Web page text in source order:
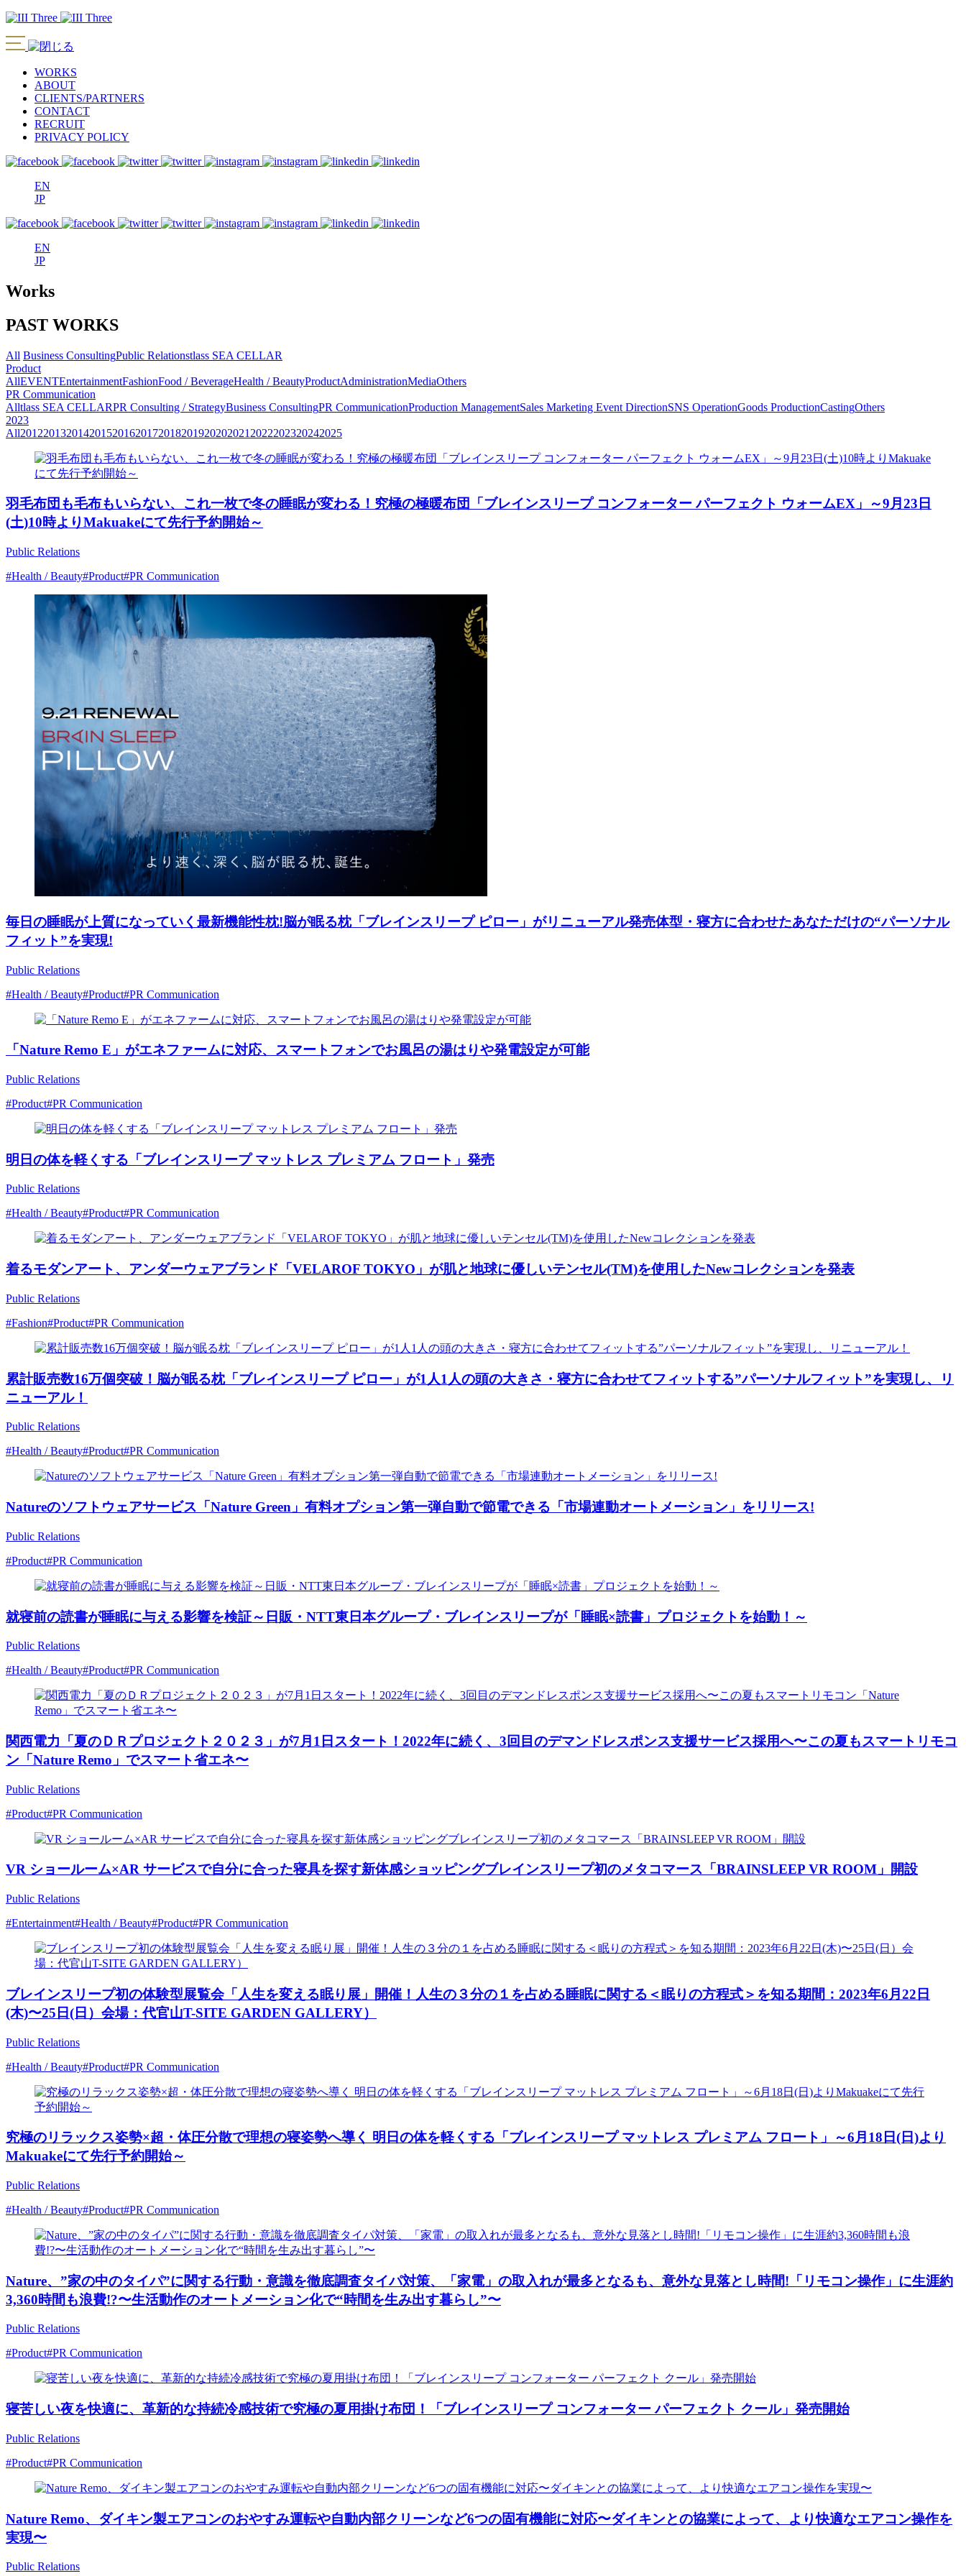
WORKS
ABOUT
CLIENTS/PARTNERS
CONTACT
RECRUIT
PRIVACY POLICY
EN
JP
EN
JP
Works
PAST WORKS
All Business ConsultingPublic Relationstlass SEA CELLAR
Product
AllEVENTEntertainmentFashionFood / BeverageHealth / BeautyProductAdministrationMediaOthers
PR Communication
Alltlass SEA CELLARPR Consulting / StrategyBusiness ConsultingPR CommunicationProduction ManagementSales Marketing Event DirectionSNS OperationGoods ProductionCastingOthers
2023
All2012201320142015201620172018201920202021 2022202320242025
羽毛布団も毛布もいらない、これ一枚で冬の睡眠が変わる！究極の極暖布団「ブレインスリープ コンフォーター パーフェクト ウォームEX」～9月23日
(土)10時よりMakuakeにて先行予約開始～
Public Relations
#Health / Beauty#Product#PR Communication
毎日の睡眠が上質になっていく最新機能性枕!脳が眠る枕「ブレインスリープ ピロー」がリニューアル発売体型・寝方に合わせたあなただけの“パーソナル
フィット”を実現!
Public Relations
#Health / Beauty#Product#PR Communication
「Nature Remo E」がエネファームに対応、スマートフォンでお風呂の湯はりや発電設定が可能
Public Relations
#Product#PR Communication
明日の体を軽くする「ブレインスリープ マットレス プレミアム フロート」発売
Public Relations
#Health / Beauty#Product#PR Communication
着るモダンアート、アンダーウェアブランド「VELAROF TOKYO」が肌と地球に優しいテンセル(TM)を使用したNewコレクションを発表
Public Relations
#Fashion#Product#PR Communication
累計販売数16万個突破！脳が眠る枕「ブレインスリープ ピロー」が1人1人の頭の大きさ・寝方に合わせてフィットする”パーソナルフィット”を実現し、リ
ニューアル！
Public Relations
#Health / Beauty#Product#PR Communication
Natureのソフトウェアサービス「Nature Green」有料オプション第一弾自動で節電できる「市場連動オートメーション」をリリース!
Public Relations
#Product#PR Communication
就寝前の読書が睡眠に与える影響を検証～日販・NTT東日本グループ・ブレインスリープが「睡眠×読書」プロジェクトを始動！～
Public Relations
#Health / Beauty#Product#PR Communication
関西電力「夏のＤＲプロジェクト２０２３」が7月1日スタート！2022年に続く、3回目のデマンドレスポンス支援サービス採用へ〜この夏もスマートリモコ
ン「Nature Remo」でスマート省エネ〜
Public Relations
#Product#PR Communication
VR ショールーム×AR サービスで⾃分に合った寝具を探す新体感ショッピングブレインスリープ初のメタコマース「BRAINSLEEP VR ROOM」開設
Public Relations
#Entertainment#Health / Beauty#Product#PR Communication
ブレインスリープ初の体験型展覧会「人生を変える眠り展」開催！人生の３分の１を占める睡眠に関する＜眠りの方程式＞を知る期間：2023年6月22日
(木)〜25日(日）会場：代官山T-SITE GARDEN GALLERY）
Public Relations
#Health / Beauty#Product#PR Communication
究極のリラックス姿勢×超・体圧分散で理想の寝姿勢へ導く 明日の体を軽くする「ブレインスリープ マットレス プレミアム フロート」～6月18日(日)より
Makuakeにて先行予約開始～
Public Relations
#Health / Beauty#Product#PR Communication
Nature、”家の中のタイパ”に関する行動・意識を徹底調査タイパ対策、「家電」の取入れが最多となるも、意外な見落とし時間!「リモコン操作」に生涯約
3,360時間も浪費!?〜生活動作のオートメーション化で“時間を生み出す暮らし”〜
Public Relations
#Product#PR Communication
寝苦しい夜を快適に、革新的な持続冷感技術で究極の夏用掛け布団！「ブレインスリープ コンフォーター パーフェクト クール」発売開始
Public Relations
#Product#PR Communication
Nature Remo、ダイキン製エアコンのおやすみ運転や自動内部クリーンなど6つの固有機能に対応〜ダイキンとの協業によって、より快適なエアコン操作を
実現〜
Public Relations